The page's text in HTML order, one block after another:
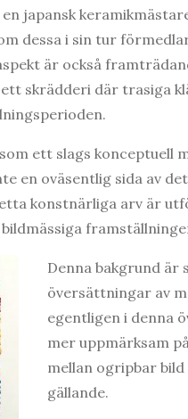
japansk
dessa i sin tur
är också
skrädderi där trasiga
ett slags konceptuell
en oväsentlig sida av
konstnärliga arv är
Denna bakgrund är
översättningar av
egentligen i denna
mer uppmärksam
mellan ogripbar
gällande.